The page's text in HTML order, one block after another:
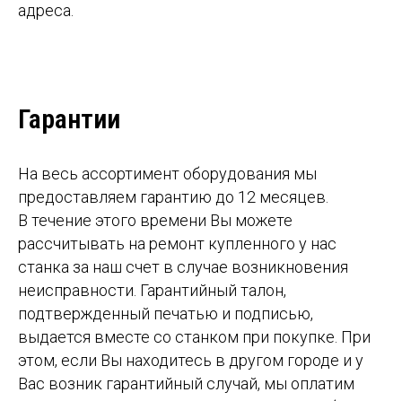
адреса.
Гарантии
На весь ассортимент оборудования мы
предоставляем гарантию до 12 месяцев.
В течение этого времени Вы можете
рассчитывать на ремонт купленного у нас
станка за наш счет в случае возникновения
неисправности. Гарантийный талон,
подтвержденный печатью и подписью,
выдается вместе со станком при покупке. При
этом, если Вы находитесь в другом городе и у
Вас возник гарантийный случай, мы оплатим